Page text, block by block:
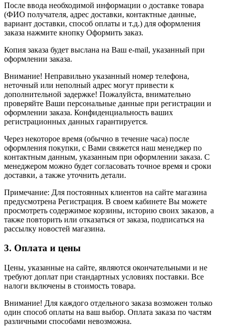
После ввода необходимой информации о доставке товара
(ФИО получателя, адрес доставки, контактные данные,
вариант доставки, способ оплаты и т.д.) для оформления
заказа нажмите кнопку Оформить заказ.
Копия заказа будет выслана на Ваш e-mail, указанный при
оформлении заказа.
Внимание! Неправильно указанный номер телефона,
неточный или неполный адрес могут привести к
дополнительной задержке! Пожалуйста, внимательно
проверяйте Ваши персональные данные при регистрации и
оформлении заказа. Конфиденциальность ваших
регистрационных данных гарантируется.
Через некоторое время (обычно в течение часа) после
оформления покупки, с Вами свяжется наш менеджер по
контактным данным, указанным при оформлении заказа. С
менеджером можно будет согласовать точное время и сроки
доставки, а также уточнить детали.
Примечание: Для постоянных клиентов на сайте магазина
предусмотрена Регистрация. В своем кабинете Вы можете
просмотреть содержимое корзины, историю своих заказов, а
также повторить или отказаться от заказа, подписаться на
рассылку новостей магазина.
3. Оплата и цены
Цены, указанные на сайте, являются окончательными и не
требуют доплат при стандартных условиях поставки. Все
налоги включены в стоимость товара.
Внимание! Для каждого отдельного заказа возможен только
один способ оплаты на ваш выбор. Оплата заказа по частям
различными способами невозможна.